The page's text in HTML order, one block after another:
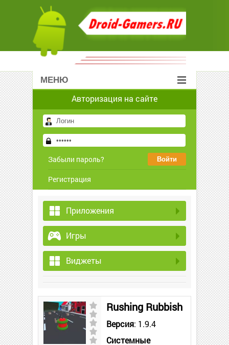
МЕНЮ
Авторизация на сайте
Забыли пароль?
Регистрация
Приложения
Игры
Виджеты
Rushing Rubbish
Версия: 1.9.4
Системные